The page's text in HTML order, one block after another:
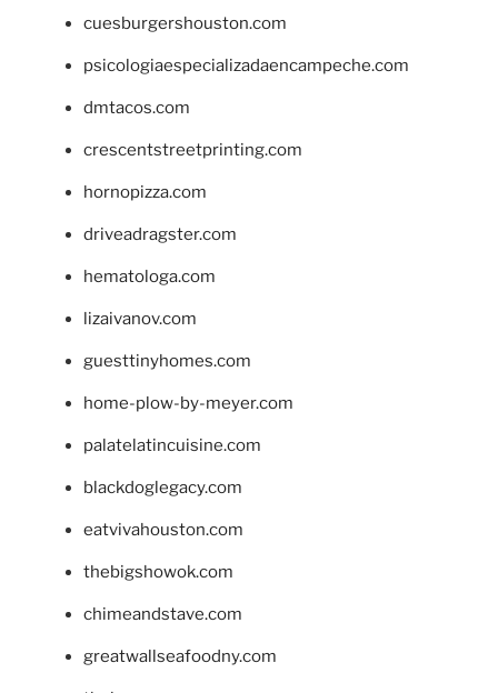
cuesburgershouston.com
psicologiaespecializadaencampeche.com
dmtacos.com
crescentstreetprinting.com
hornopizza.com
driveadragster.com
hematologa.com
lizaivanov.com
guesttinyhomes.com
home-plow-by-meyer.com
palatelatincuisine.com
blackdoglegacy.com
eatvivahouston.com
thebigshowok.com
chimeandstave.com
greatwallseafoodny.com